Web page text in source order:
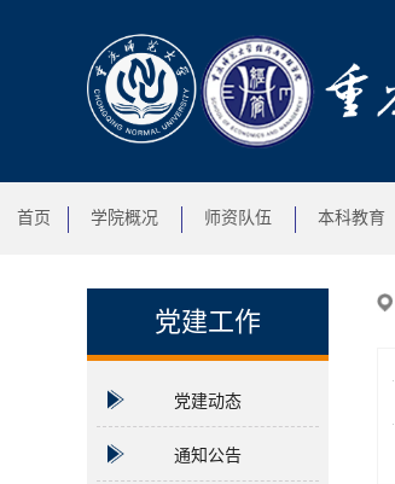
首页 学院概况 师资队伍 本科教育
党建工作
党建动态
通知公告